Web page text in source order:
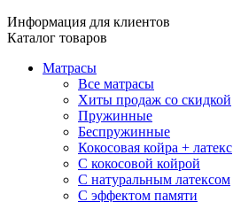
Информация для клиентов
Каталог товаров
Матрасы
Все матрасы
Хиты продаж со скидкой
Пружинные
Беспружинные
Кокосовая койра + латекс
С кокосовой койрой
С натуральным латексом
С эффектом памяти